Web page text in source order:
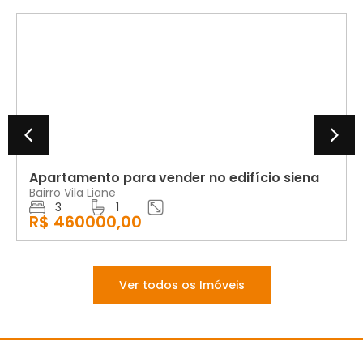
Apartamento para vender no edifício siena
Bairro Vila Liane
R$ 460000,00
Ver todos os Imóveis